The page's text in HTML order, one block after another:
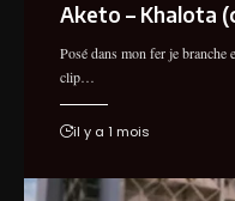
Aketo – Khalota
Posé dans mon fer je branche
clip…
il y a 1 mois